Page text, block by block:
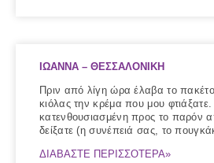
ΙΩΑΝΝΑ – ΘΕΣΣΑΛΟΝΙΚΗ
Πριν από λίγη ώρα έλαβα το
κιόλας την κρέμα που μου φτιάξατε.
κατενθουσιασμένη προς το παρόν
δείξατε (η συνέπειά σας, το
ΔΙΑΒΑΣΤΕ ΠΕΡΙΣΣΟΤΕΡΑ»